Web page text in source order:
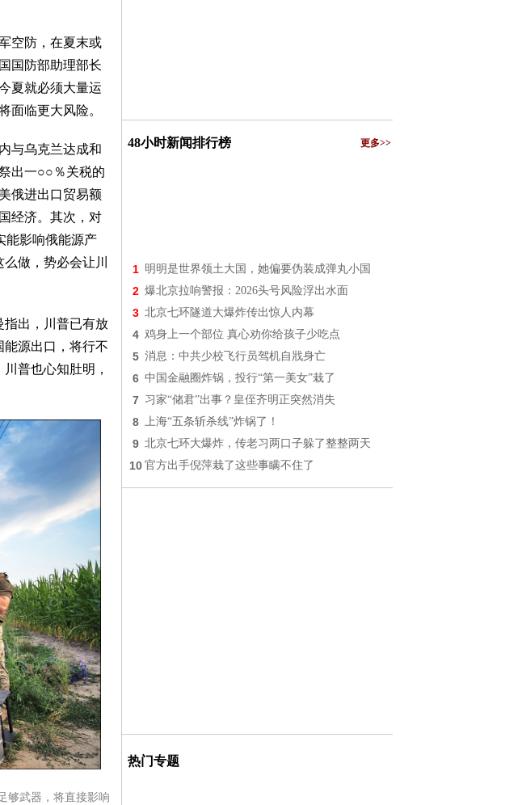
空防，在夏末或
国防部助理部长
夏就必须大量运
面临更大风险。
与乌克兰达成和
出一○○％关税的
俄进出口贸易额
经济。其次，对
能影响俄能源产
做，势必会让川
指出，川普已有放
源出口，将行不
普也心知肚明，
够武器，将直接影响
48小时新闻排行榜 更多>>
1 明明是世界领土大国，她偏要伪装成弹丸小国
2 爆北京拉响警报：2026头号风险浮出水面
3 北京七环隧道大爆炸传出惊人内幕
4 鸡身上一个部位 真心劝你给孩子少吃点
5 消息：中共少校飞行员驾机自戕身亡
6 中国金融圈炸锅，投行“第一美女”栽了
7 习家“储君”出事？皇侄齐明正突然消失
8 上海“五条斩杀线”炸锅了！
9 北京七环大爆炸，传老习两口子躲了整整两天
10 官方出手倪萍栽了这些事瞒不住了
热门专题